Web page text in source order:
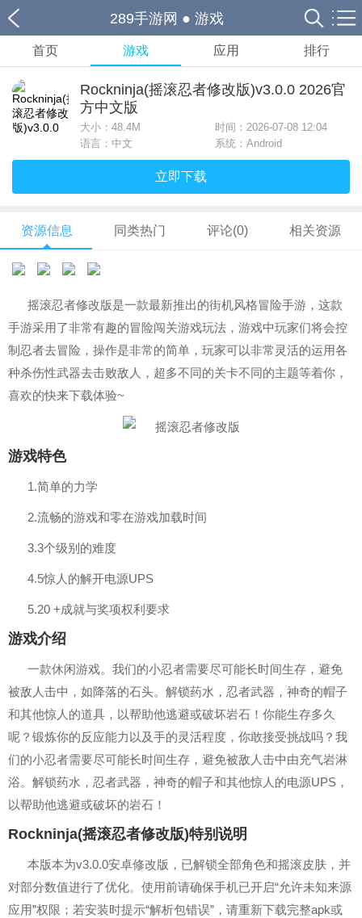
289手游网 ● 游戏
首页 游戏 应用 排行
Rockninja(摇滚忍者修改版)v3.0.0 2026官
方中文版
大小： 48.4M
时间：2026-07-08 12:04
语言：中文
系统：Android
立即下载
资源信息 同类热门 评论(0) 相关资源
摇滚忍者修改版是一款最新推出的街机风格冒险手游，这款
手游采用了非常有趣的冒险闯关游戏玩法，游戏中玩家们将会控
制忍者去冒险，操作是非常的简单，玩家可以非常灵活的运用各
种杀伤性武器去击败敌人，超多不同的关卡不同的主题等着你，
喜欢的快来下载体验~
游戏特色
1.简单的力学
2.流畅的游戏和零在游戏加载时间
3.3个级别的难度
4.5惊人的解开电源UPS
5.20 +成就与奖项权利要求
游戏介绍
一款休闲游戏。我们的小忍者需要尽可能长时间生存，避免
被敌人击中，如降落的石头。解锁药水，忍者武器，神奇的帽子
和其他惊人的道具，以帮助他逃避或破坏岩石！你能生存多久
呢？锻炼你的反应能力以及手的灵活程度，你敢接受挑战吗？我
们的小忍者需要尽可能长时间生存，避免被敌人击中由充气岩淋
浴。解锁药水，忍者武器，神奇的帽子和其他惊人的电源UPS，
以帮助他逃避或破坏的岩石！
Rockninja(摇滚忍者修改版)特别说明
本版本为v3.0.0安卓修改版，已解锁全部角色和摇滚皮肤，并
对部分数值进行了优化。使用前请确保手机已开启“允许未知来源
应用”权限；若安装时提示“解析包错误”，请重新下载完整apk或